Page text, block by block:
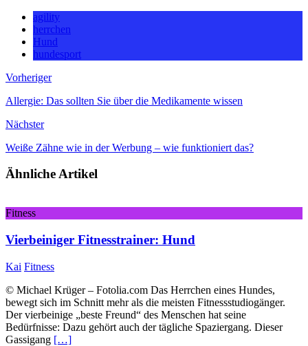
agility
herrchen
Hund
hundesport
Vorheriger
Allergie: Das sollten Sie über die Medikamente wissen
Nächster
Weiße Zähne wie in der Werbung – wie funktioniert das?
Ähnliche Artikel
Fitness
Vierbeiniger Fitnesstrainer: Hund
Kai Fitness
© Michael Krüger – Fotolia.com Das Herrchen eines Hundes,
bewegt sich im Schnitt mehr als die meisten Fitnessstudiogänger.
Der vierbeinige „beste Freund“ des Menschen hat seine
Bedürfnisse: Dazu gehört auch der tägliche Spaziergang. Dieser
Gassigang […]